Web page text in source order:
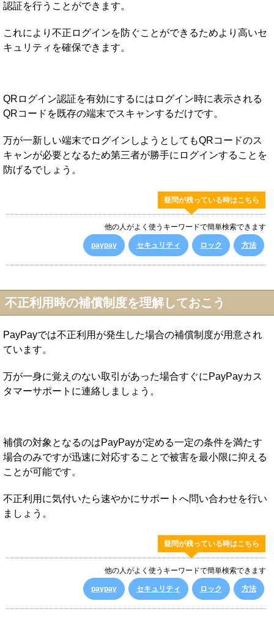
認証を行うことができます。
これにより不正ログインを防ぐことができるためより高いセ
キュリティを確保できます。
QRログイン認証を有効にするにはログイン時に表示される
QRコードを既存の端末でスキャンするだけです。
万が一新しい端末でログインしようとしてもQRコードのス
キャンが必要となるため第三者が勝手にログインすることを
防げるでしょう。
疑問が残っている時はこちら
他の人がよく使うキーワードで簡単検索できます
paypay セキュリティ ロック 方法
不正利用時の補償制度を理解しておこう
PayPayでは不正利用が発生した場合の補償制度が用意され
ています。
万が一身に覚えのない取引があった場合すぐにPayPayカス
タマーサポートに連絡しましょう。
補償の対象となるのはPayPayが定める一定の条件を満たす
場合のみですが迅速に対応することで被害を最小限に抑える
ことが可能です。
不正利用に気付いたら速やかにサポートへ問い合わせを行い
ましょう。
疑問が残っている時はこちら
他の人がよく使うキーワードで簡単検索できます
paypay セキュリティ ロック 方法